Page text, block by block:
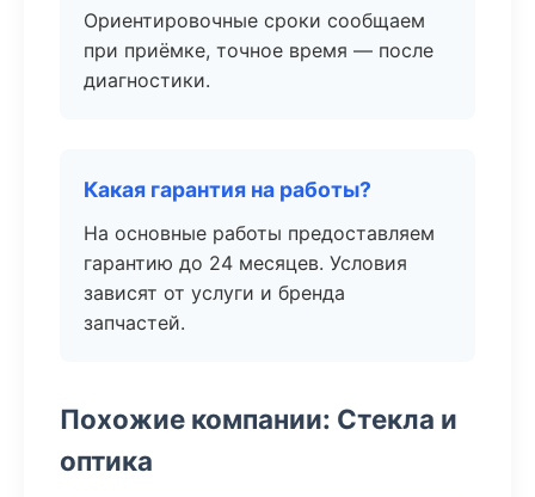
Ориентировочные сроки сообщаем
при приёмке, точное время — после
диагностики.
Какая гарантия на работы?
На основные работы предоставляем
гарантию до 24 месяцев. Условия
зависят от услуги и бренда
запчастей.
Похожие компании: Стекла и
оптика